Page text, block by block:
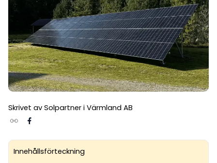
Skrivet av Solpartner i Värmland AB
Innehållsförteckning